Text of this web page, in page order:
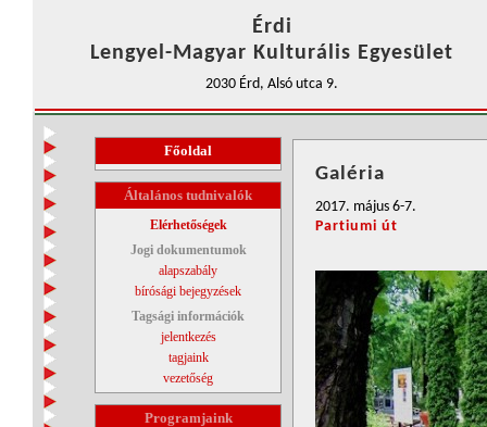
Érdi
Lengyel-Magyar Kulturális Egyesület
2030 Érd, Alsó utca 9.
Főoldal
Általános tudnivalók
Elérhetőségek
Jogi dokumentumok
alapszabály
bírósági bejegyzések
Tagsági információk
jelentkezés
tagjaink
vezetőség
Programjaink
Galéria
2017. május 6-7.
Partiumi út